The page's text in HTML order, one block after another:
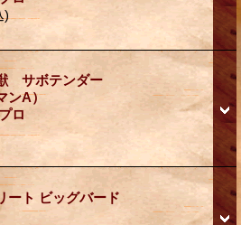
)
サボテンダー
ンA）
ロ
ート ビッグバード